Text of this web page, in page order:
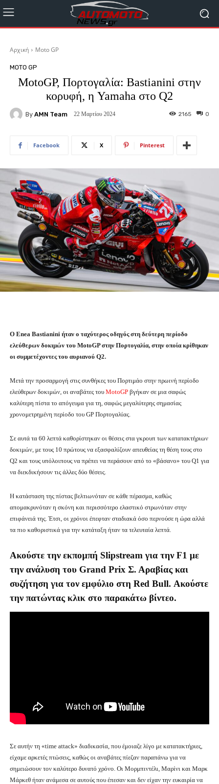
Αρχική Moto GP
MOTO GP
MotoGP, Πορτογαλία: Bastianini στην
κορυφή, η Yamaha στο Q2
By AMN Team 22 Μαρτίου 2024 0
2165
Facebook X Pinterest
O Enea Bastianini ήταν ο ταχύτερος οδηγός στη δεύτερη περίοδο
ελεύθερων δοκιμών του MotoGP στην Πορτογαλία, στην οποία κρίθηκαν
οι συμμετέχοντες του αυριανού Q2.
Μετά την προσαρμογή στις συνθήκες του Πορτιμάο στην πρωινή περίοδο
ελεύθερων δοκιμών, οι αναβάτες του MotoGP βγήκαν σε μια σαφώς
καλύτερη πίστα το απόγευμα για τη, σαφώς μεγαλύτερης σημασίας
χρονομετρημένη περίοδο του GP Πορτογαλίας.
Σε αυτά τα 60 λεπτά καθορίστηκαν οι θέσεις στα γκρουπ των κατατακτήριων
δοκιμών, με τους 10 πρώτους να εξασφαλίζουν απευθείας τη θέση τους στο
Q2 και τους υπόλοιπους να πρέπει να περάσουν από το «βάσανο» του Q1 για
να διεκδικήσουν τις άλλες δύο θέσεις.
Η κατάσταση της πίστας βελτιωνόταν σε κάθε πέρασμα, καθώς
απομακρυνόταν η σκόνη και περισσότερο ελαστικό στρωνόταν στην
επιφάνειά της. Έτσι, οι χρόνοι έπεφταν σταδιακά όσο περνούσε η ώρα αλλά
τα πιο καθοριστικά για την κατάταξη ήταν τα τελευταία λεπτά.
Ακούστε την εκπομπή Slipstream για την F1 με
την ανάλυση του Grand Prix Σ. Αραβίας και
συζήτηση για τον εμφύλιο στη Red Bull. Ακούστε
την πατώντας κλικ στο παρακάτω βίντεο.
Σε αυτήν τη «time attack» διαδικασία, που έμοιαζε λίγο με κατατακτήριες,
είχαμε αρκετές πτώσεις, καθώς οι αναβάτες πίεζαν παραπάνω για να
σημειώσουν τον καλύτερο δυνατό χρόνο. Οι Μορμπιντέλι, Μαρίνι και Μαρκ
Μάρκεθ ήταν ανάμεσα σε αυτούς που έπεσαν και δεν είχαν την ευκαιρία να